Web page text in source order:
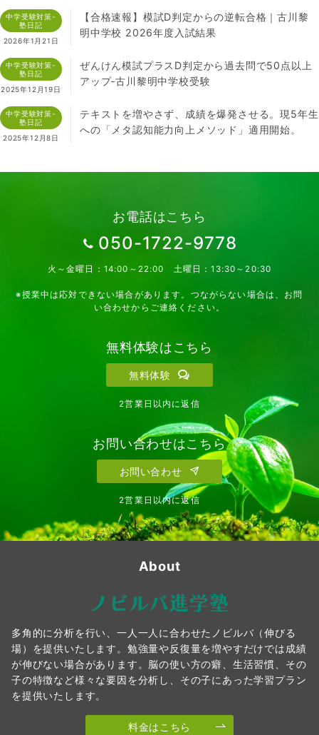
中学受験対策-
塾日記
2026年1月21日
【合格速報】模試D判定からの逆転合格｜古川黎
明中学校 2026年度入試結果
中学受験対策-
塾日記
2025年12月19日
ぜんけん模試プラスD判定から過去問で50点以上
アップ‐古川黎明中学校受験
中学受験対策-
塾日記
2025年12月8日
テキストを増やさず、成績を爆発させる。現5年生
への「メタ認知能力向上メソッド」適用開始。
お電話はこちら
050-1722-9778
火～金曜日：14:00～22:00 土曜日：13:30～20:30
※授業中は応対できない場合があります。つながらない場合は、お問
い合わせからご連絡ください。
無料体験はこちら
無料体験
2営業日以内に返信
お問い合わせはこちら
お問い合わせ
2営業日以内に返信
About
多角的に分析を行い、一人一人に合わせたノビルバ（伸びる
場）を提供いたします。勉強量や反復量を増やすだけでは成績
が伸びない場合があります。脳の使い方の癖、生活習慣、その
子の特徴など様々な要因を分析し、その子にあった学習プラン
を提供いたします。
料金はこちら